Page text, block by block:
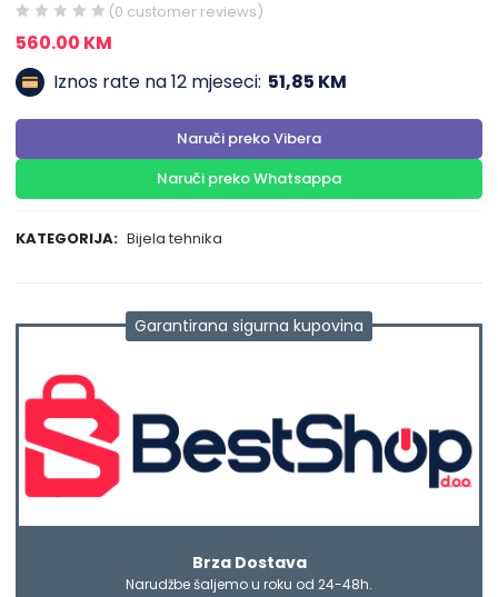
(0 customer reviews)
560.00 KM
Iznos rate na 12 mjeseci: 51,85 KM
Naruči preko Vibera
Naruči preko Whatsappa
KATEGORIJA: Bijela tehnika
Garantirana sigurna kupovina
Brza Dostava
Narudžbe šaljemo u roku od 24-48h.